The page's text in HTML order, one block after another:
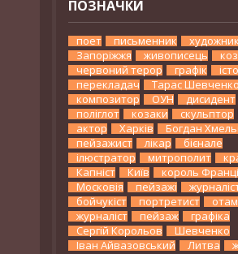
ПОЗНАЧКИ
поет письменник
Запоріжжя
живописець
червоний терор
графік
перекладач
Тарас
композитор
ОУН дисидент
поліглот
козаки скульптор
актор
Харків
Богдан
пейзажист
лікар
бієнале
ілюстратор
митрополит
Капніст
Київ
король
Московія
пейзажі
бойчукіст
портретист
журналіст
пейзаж
графіка
Сергій Корольов
Шевченко
Іван Айвазовський
Литва